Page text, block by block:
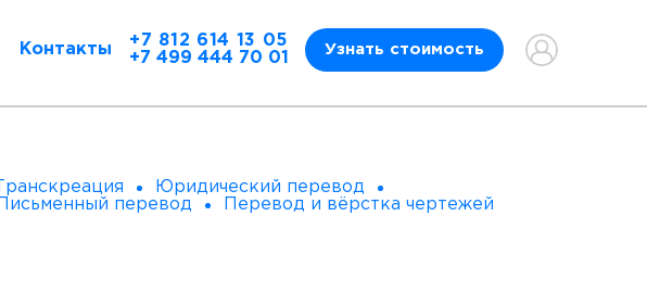
Контакты
+7 812 614 13 05
+7 499 444 70 01
Узнать стоимость
Транскреация
Юридический перевод
Письменный перевод Перевод и вёрстка чертежей